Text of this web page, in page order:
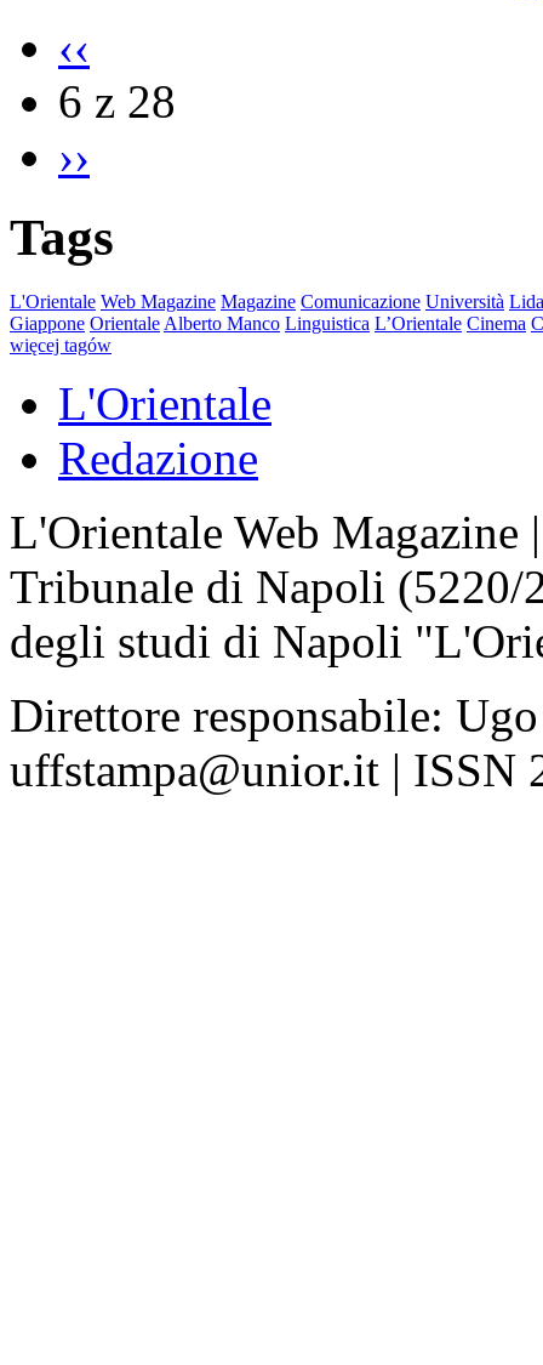
‹‹
6 z 28
››
Tags
L'Orientale Web Magazine Magazine Comunicazione Università
Giappone Orientale Alberto Manco Linguistica L’Orientale Cinema
więcej tagów
L'Orientale
Redazione
L'Orientale Web Magazine
Tribunale di Napoli
degli studi di Napoli
Direttore responsabile:
uffstampa@unior.it | ISSN